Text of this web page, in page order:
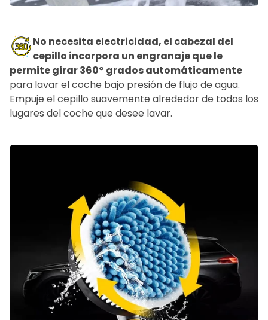
No necesita electricidad, el cabezal del
cepillo incorpora un engranaje que le
permite girar 360° grados automáticamente
para lavar el coche bajo presión de flujo de agua.
Empuje el cepillo suavemente alrededor de todos los
lugares del coche que desee lavar.